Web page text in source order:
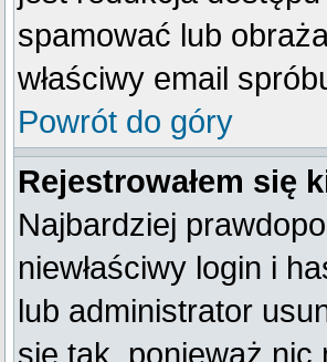
spamować lub
właściwy email
Powrót do góry
Rejestrowałem się
Najbardziej
niewłaściwy login i
lub administrator
się tak, ponieważ nic